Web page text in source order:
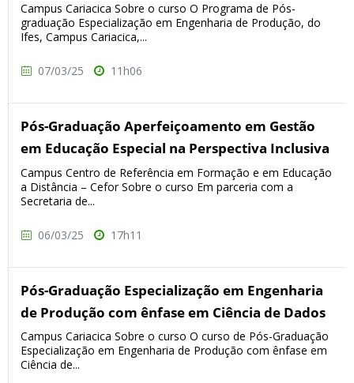
Campus Cariacica Sobre o curso O Programa de Pós-
graduação Especialização em Engenharia de Produção, do
Ifes, Campus Cariacica,...
07/03/25 11h06
Pós-Graduação Aperfeiçoamento em Gestão
em Educação Especial na Perspectiva Inclusiva
Campus Centro de Referência em Formação e em Educação
a Distância – Cefor Sobre o curso Em parceria com a
Secretaria de...
06/03/25 17h11
Pós-Graduação Especialização em Engenharia
de Produção com ênfase em Ciência de Dados
Campus Cariacica Sobre o curso O curso de Pós-Graduação
Especialização em Engenharia de Produção com ênfase em
Ciência de...